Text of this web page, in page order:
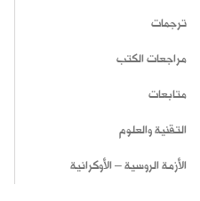
ترجمات
مراجعات الكتب
متابعات
التقنية والعلوم
الأزمة الروسية – الأوكرانية